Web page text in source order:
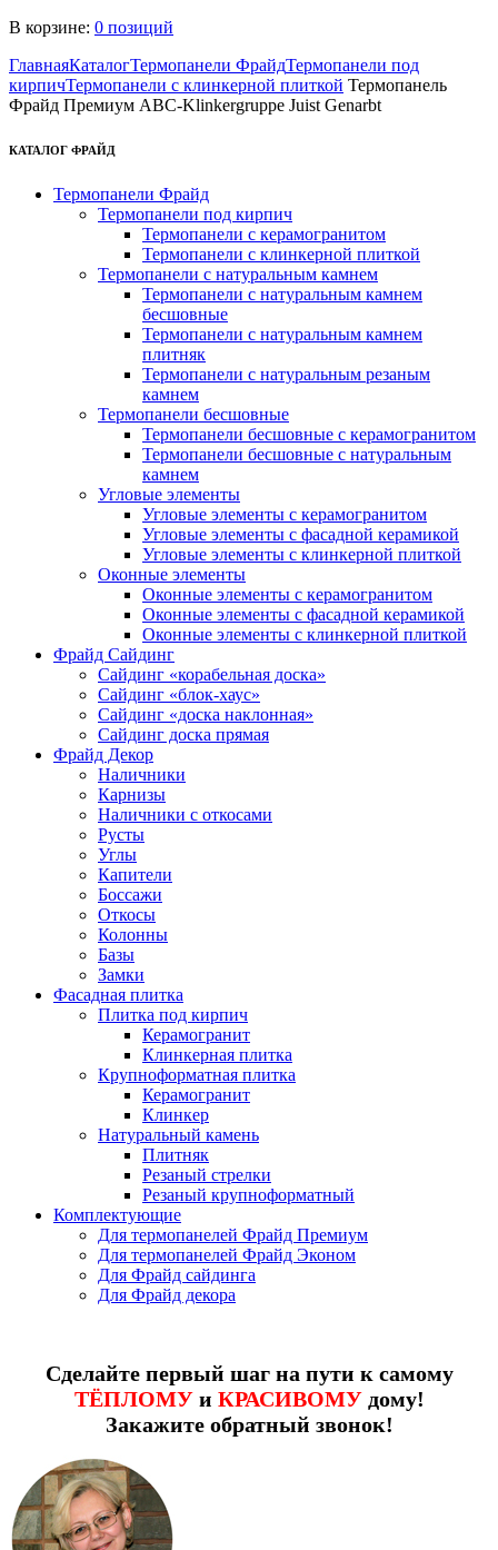
В корзине: 0 позиций
ГлавнаяКаталогТермопанели ФрайдТермопанели под
кирпичТермопанели с клинкерной плиткой Термопанель
Фрайд Премиум ABC-Klinkergruppe Juist Genarbt
КАТАЛОГ ФРАЙД
Термопанели Фрайд
Термопанели под кирпич
Термопанели с керамогранитом
Термопанели с клинкерной плиткой
Термопанели с натуральным камнем
Термопанели с натуральным камнем
бесшовные
Термопанели с натуральным камнем
плитняк
Термопанели с натуральным резаным
камнем
Термопанели бесшовные
Термопанели бесшовные с керамогранитом
Термопанели бесшовные с натуральным
камнем
Угловые элементы
Угловые элементы с керамогранитом
Угловые элементы с фасадной керамикой
Угловые элементы с клинкерной плиткой
Оконные элементы
Оконные элементы с керамогранитом
Оконные элементы с фасадной керамикой
Оконные элементы с клинкерной плиткой
Фрайд Сайдинг
Сайдинг «корабельная доска»
Сайдинг «блок-хаус»
Сайдинг «доска наклонная»
Сайдинг доска прямая
Фрайд Декор
Наличники
Карнизы
Наличники с откосами
Русты
Углы
Капители
Боссажи
Откосы
Колонны
Базы
Замки
Фасадная плитка
Плитка под кирпич
Керамогранит
Клинкерная плитка
Крупноформатная плитка
Керамогранит
Клинкер
Натуральный камень
Плитняк
Резаный стрелки
Резаный крупноформатный
Комплектующие
Для термопанелей Фрайд Премиум
Для термопанелей Фрайд Эконом
Для Фрайд сайдинга
Для Фрайд декора
Сделайте первый шаг на пути к самому
ТЁПЛОМУи КРАСИВОМУдому!
Закажите обратный звонок!